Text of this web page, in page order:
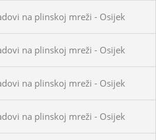
na plinskoj mreži - Osijek
na plinskoj mreži - Osijek
na plinskoj mreži - Osijek
na plinskoj mreži - Osijek